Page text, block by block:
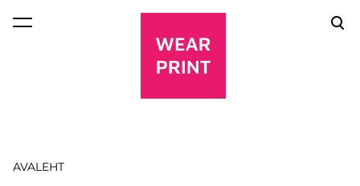
lisati ostukorvi.
AVALEHT